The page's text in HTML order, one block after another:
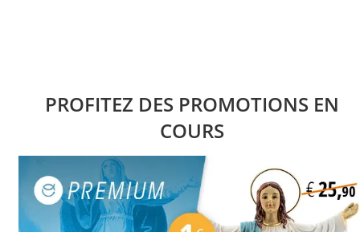
PROFITEZ DES PROMOTIONS EN
COURS